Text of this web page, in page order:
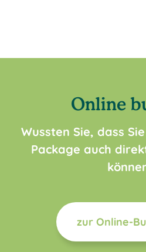
Online
Wussten Sie, dass
Package auch
zur Online-